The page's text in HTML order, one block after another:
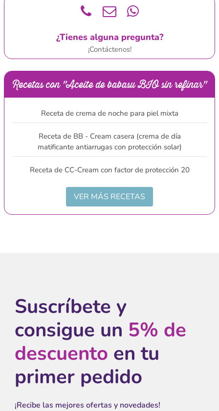
¿Tienes alguna pregunta?
¡Contáctenos!
Recetas con "Aceite de babasu BIO sin refinar"
Receta de crema de noche para piel mixta
Receta de BB - Cream casera (crema de día
matificante antiarrugas con protección solar)
Receta de CC-Cream con factor de protección 20
VER MÁS RECETAS
Suscríbete y
consigue un 5% de
descuento en tu
primer pedido
¡Recibe las mejores ofertas y novedades!